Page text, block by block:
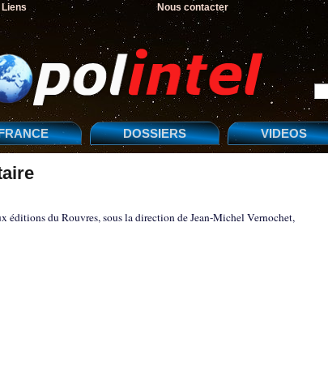
Liens Nous contacter
DOSSIERS VIDEOS
éditions du Rouvres, sous la direction de Jean-Michel Vernochet,